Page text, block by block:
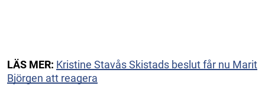
LÄS MER: Kristine Stavås Skistads beslut får nu Marit
Björgen att reagera